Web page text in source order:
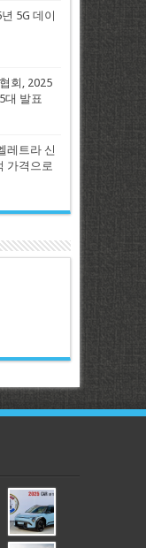
5G 데이
회, 2025
대 발표
레트라 신
가격으로